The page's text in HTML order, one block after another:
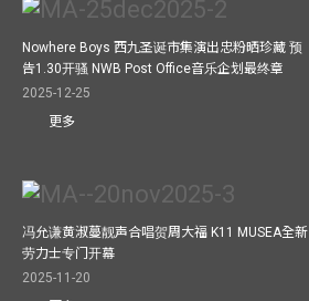
Nowhere Boys 西九圣诞市集演出忠粉晒珍藏 预
告1.30开骚 NWB Post Office音乐企划最终章
2025-12-25
更多
冯允谦黄淑蔓靓声合唱贺周大福 K11 MUSEA全新
劳力士专门开幕
2025-11-20